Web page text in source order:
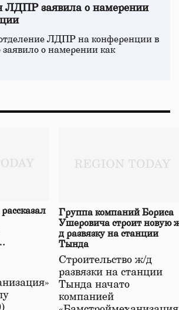
ЛДПР заявила о намерении
отделение ЛДПР на конференции в
заявило о намерении как
моста
Группа компаний Бориса
Ушеровича строит новую
д развязку на станции
Тында
Строительство ж/д
развязки на станции
Тында начато
компанией